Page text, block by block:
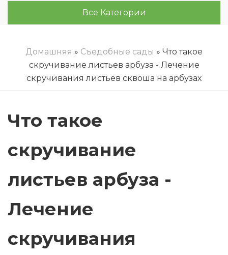
Все Категории
Домашняя » Съедобные сады » Что такое
скручивание листьев арбуза - Лечение
скручивания листьев сквоша на арбузах
Что такое
скручивание
листьев арбуза -
Лечение
скручивания